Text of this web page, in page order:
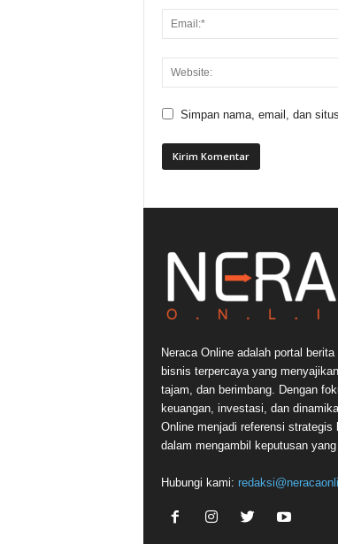
Simpan nama, email, dan
Neraca Online adalah portal
bisnis terpercaya yang
tajam, dan berimbang. Dengan
keuangan, investasi, dan
Online menjadi referensi strategis
dalam mengambil keputusan
Hubungi kami: